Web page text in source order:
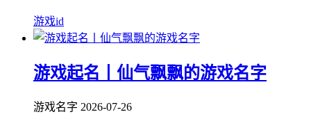
游戏id
游戏起名丨仙气飘飘的游戏名字
游戏名字 2026-07-26